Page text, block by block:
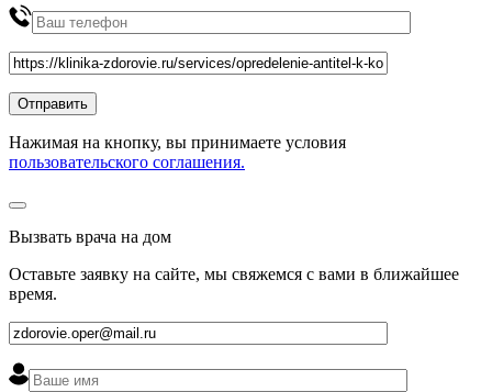
Нажимая на кнопку, вы принимаете условия
пользовательского соглашения.
Вызвать врача на дом
Оставьте заявку на сайте, мы свяжемся с вами в ближайшее
время.